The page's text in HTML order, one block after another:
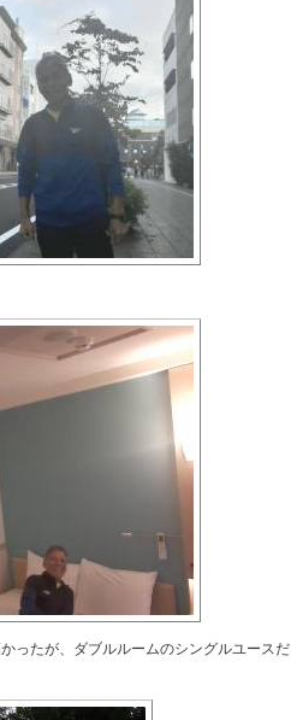
ったが、ダブルルームのシングルユースだ